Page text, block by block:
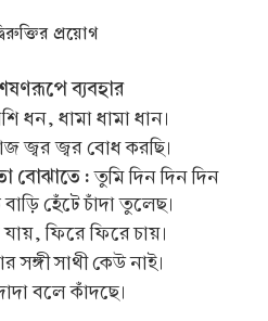
প্রয়োগ
ব্যবহার
ধন, ধামা ধামা ধান।
জ্বর জ্বর বোধ করছি।
বোঝাতে :তুমি দিন দিন দিন
হেঁটে চাঁদা তুলেছ।
যায়, ফিরে ফিরে চায়।
সঙ্গী সাথী কেউ নাই।
বলে কাঁদছে।